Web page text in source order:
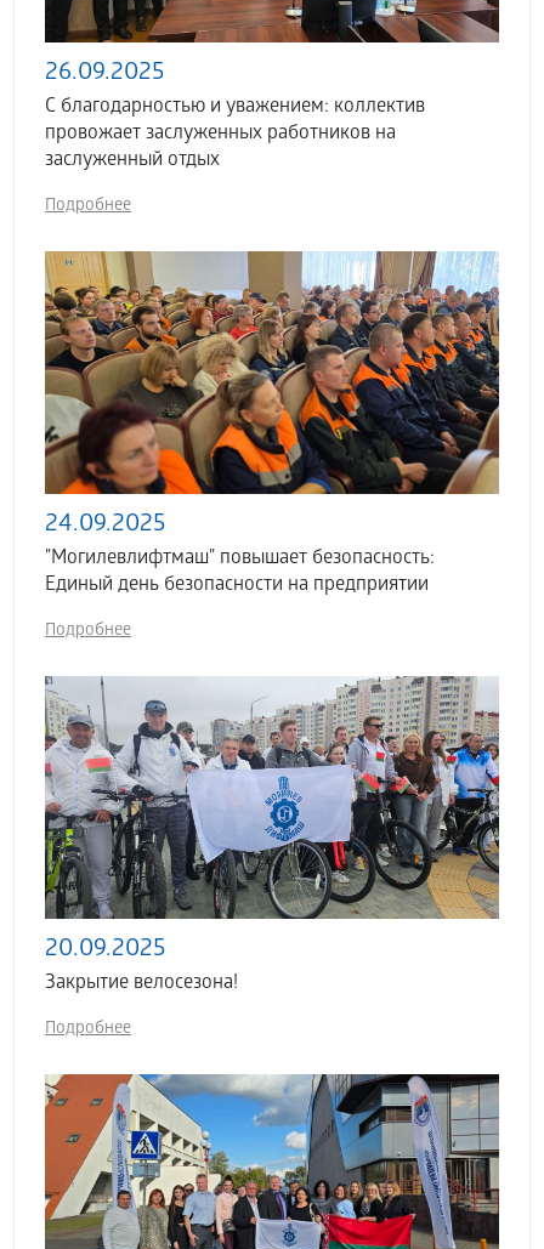
26.09.2025
С благодарностью и уважением: коллектив
провожает заслуженных работников на
заслуженный отдых
Подробнее
24.09.2025
"Могилевлифтмаш" повышает безопасность:
Единый день безопасности на предприятии
Подробнее
20.09.2025
Закрытие велосезона!
Подробнее